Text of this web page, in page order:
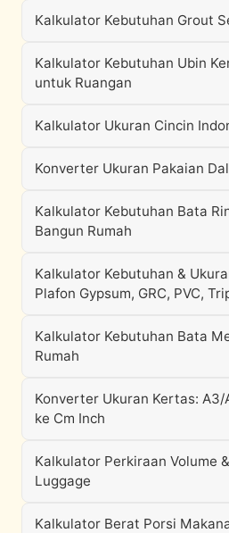
Kalkulator Kebutuhan Grout
Kalkulator Kebutuhan Ubin
untuk Ruangan
Kalkulator Ukuran Cincin
Konverter Ukuran Pakaian
Kalkulator Kebutuhan Bata
Bangun Rumah
Kalkulator Kebutuhan &
Plafon Gypsum, GRC, PVC,
Kalkulator Kebutuhan Bata
Rumah
Konverter Ukuran Kertas:
ke Cm Inch
Kalkulator Perkiraan Volume
Luggage
Kalkulator Berat Porsi